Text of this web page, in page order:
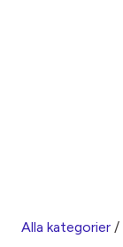
Alla kategorier /